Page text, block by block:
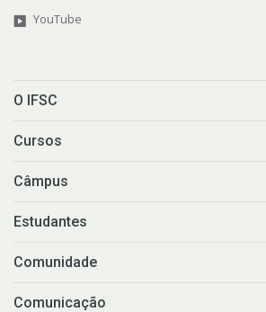
YouTube
O IFSC
Cursos
Câmpus
Estudantes
Comunidade
Comunicação